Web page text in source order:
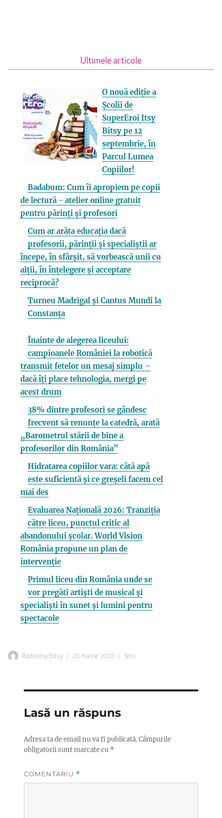
Ultimele articole
O nouă ediție a
Școlii de
SuperEroi Itsy
Bitsy pe 12
septembrie, în
Parcul Lumea
Copiilor!
Badabum: Cum îi apropiem pe copii
de lectură - atelier online gratuit
pentru părinți și profesori
Cum ar arăta educația dacă
profesorii, părinții și specialiștii ar
începe, în sfârșit, să vorbească unii cu
alții, în înțelegere și acceptare
reciprocă?
Turneu Madrigal și Cantus Mundi la
Constanța
Înainte de alegerea liceului:
campioanele României la robotică
transmit fetelor un mesaj simplu –
dacă îți place tehnologia, mergi pe
acest drum
38% dintre profesori se gândesc
frecvent să renunțe la catedră, arată
„Barometrul stării de bine a
profesorilor din România”
Hidratarea copiilor vara: câtă apă
este suficientă și ce greșeli facem cel
mai des
Evaluarea Națională 2026: Tranziția
către liceu, punctul critic al
abandonului școlar. World Vision
România propune un plan de
intervenție
Primul liceu din România unde se
vor pregăti artiști de musical și
specialiști în sunet și lumini pentru
spectacole
Autor
Radio Itsy Bitsy
Publicat
20 martie 2020 Categorii
Stiri
Lasă un răspuns
Adresa ta de email nu va fi publicată.Câmpurile
obligatorii sunt marcate cu *
COMENTARIU *